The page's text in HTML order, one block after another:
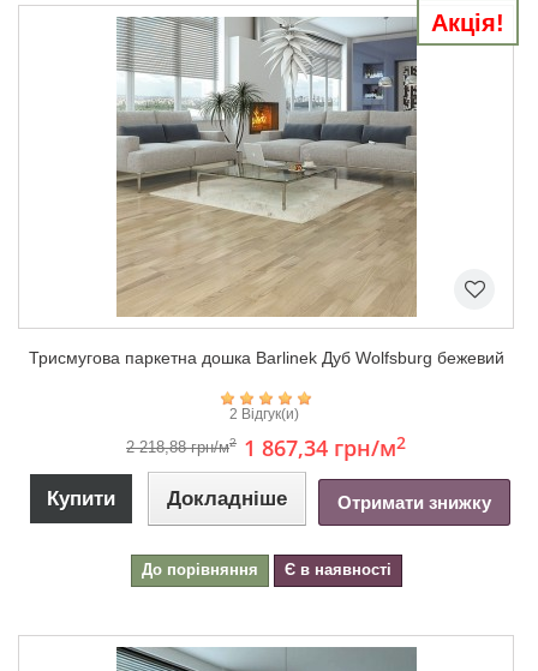
Акція!
Триcмугова паркетна дошка Barlinek Дуб Wolfsburg бежевий
2 Відгук(и)
2 218,88 грн/м2 1 867,34 грн/м2
Купити Докладніше Отримати знижку
До порівняння Є в наявності